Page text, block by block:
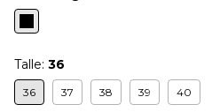
Talle: 36
36 37 38 39 40